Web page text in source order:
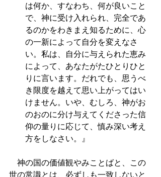
は何か、すなわち、何が良いこと
で、神に受け入れられ、完全であ
るのかをわきまえ知るために、心
の一新によって自分を変えなさ
い。私は、自分に与えられた恵み
によって、あなたがたひとりひと
りに言います。だれでも、思うべ
き限度を越えて思い上がってはい
けません。いや、むしろ、神がお
のおのに分け与えてくださった信
仰の量りに応じて、慎み深い考え
方をしなさい。』
神の国の価値観やみことばと、この
世の常識とは、必ずしも一致しないと